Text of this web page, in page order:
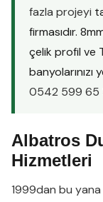
fazla projeyi
firmasıdır.
çelik profil ve
0542 599 65
Albatros
Hizmetleri
1999dan bu